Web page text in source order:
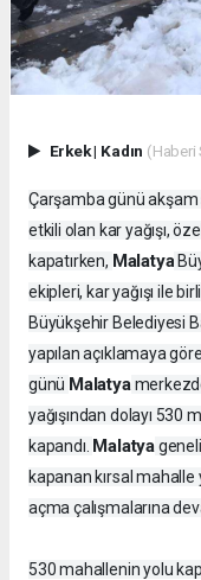
Erkek| Kadın (Haberi
Çarşamba günü akşam
etkili olan kar yağışı,
kapatırken, Malatya
ekipleri, kar yağışı ile
Büyükşehir Belediyesi
yapılan açıklamaya
günü Malatya
yağışından dolayı 530
kapandı. Malatya
kapanan kırsal mahalle
açma çalışmalarına
530 mahallenin yolu